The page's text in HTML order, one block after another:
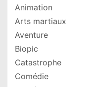
Animation
Arts martiaux
Aventure
Biopic
Catastrophe
Comédie